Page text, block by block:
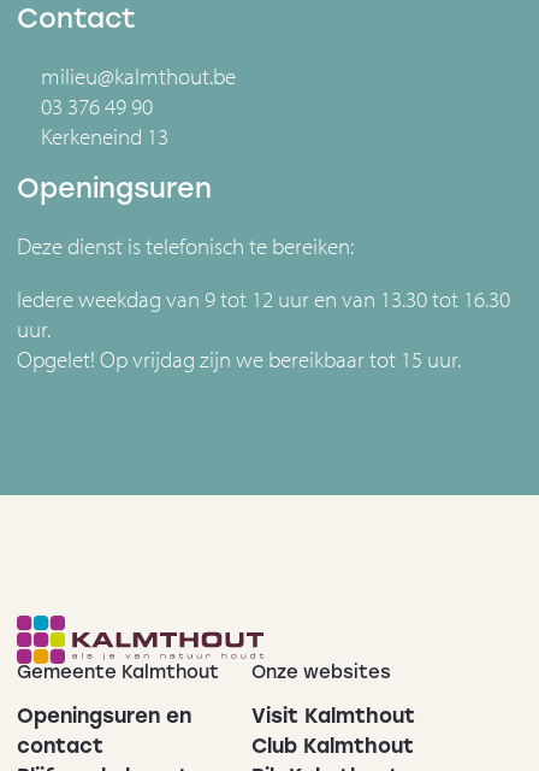
Contact
milieu@kalmthout.be
03 376 49 90
Kerkeneind 13
Openingsuren
Deze dienst is telefonisch te bereiken:
Iedere weekdag van 9 tot 12 uur en van 13.30 tot 16.30
uur.
Opgelet! Op vrijdag zijn we bereikbaar tot 15 uur.
Gemeente Kalmthout
Openingsuren en
contact
Onze websites
Visit Kalmthout
Club Kalmthout